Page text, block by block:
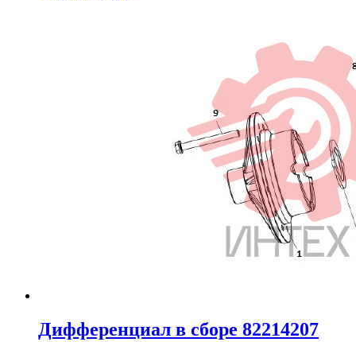
Дифференциал в сборе 82214207